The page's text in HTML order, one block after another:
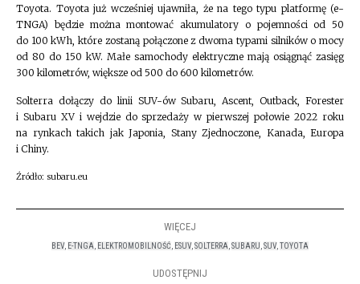
Toyota. Toyota już wcześniej ujawniła, że na tego typu platformę (e-
TNGA) będzie można montować akumulatory o pojemności od 50
do 100 kWh, które zostaną połączone z dwoma typami silników o mocy
od 80 do 150 kW. Małe samochody elektryczne mają osiągnąć zasięg
300 kilometrów, większe od 500 do 600 kilometrów.
Solterra dołączy do linii SUV-ów Subaru, Ascent, Outback, Forester
i Subaru XV i wejdzie do sprzedaży w pierwszej połowie 2022 roku
na rynkach takich jak Japonia, Stany Zjednoczone, Kanada, Europa
i Chiny.
Źródło: subaru.eu
WIĘCEJ
BEV, E-TNGA, ELEKTROMOBILNOŚĆ, ESUV,SOLTERRA,SUBARU,SUV, TOYOTA
UDOSTĘPNIJ